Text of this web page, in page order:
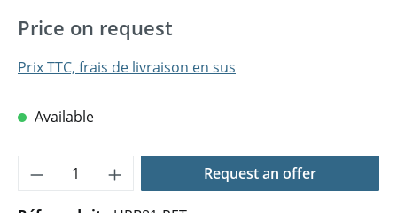
Price on request
Prix TTC, frais de livraison en sus
Available
Quantité de produit : Entrez la
Request an offer